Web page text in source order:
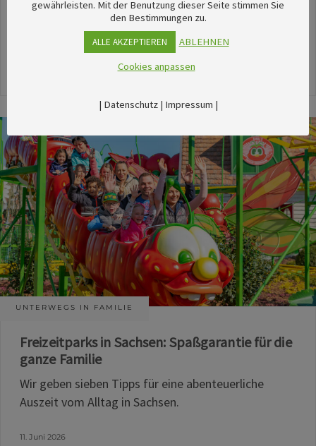
stimmungsvolle Veranstaltungen im August
herausgesucht.
UNTERWEGS IN FAMILIE
Freizeitparks in Sachsen: Spaßgarantie für die
ganze Familie
Wir geben sieben Tipps für eine abenteuerliche
Auszeit vom Alltag in Sachsen.
11. Juni 2026
gewährleisten. Mit der Benutzung dieser Seite stimmen Sie
den Bestimmungen zu.
ALLE AKZEPTIEREN
ABLEHNEN
Cookies anpassen
| Datenschutz| Impressum |